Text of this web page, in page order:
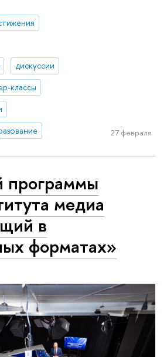
дискуссии
классы
27 февраля
программы
медиа
в
форматах»